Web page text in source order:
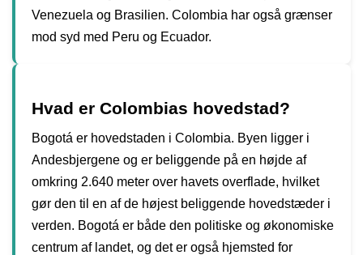
Venezuela og Brasilien. Colombia har også grænser
mod syd med Peru og Ecuador.
Hvad er Colombias hovedstad?
Bogotá er hovedstaden i Colombia. Byen ligger i
Andesbjergene og er beliggende på en højde af
omkring 2.640 meter over havets overflade, hvilket
gør den til en af ​​de højest beliggende hovedstæder i
verden. Bogotá er både den politiske og økonomiske
centrum af landet, og det er også hjemsted for